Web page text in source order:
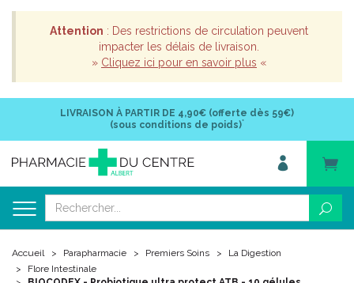
Attention : Des restrictions de circulation peuvent
impacter les délais de livraison.
» Cliquez ici pour en savoir plus «
LIVRAISON À PARTIR DE 4,90€ (offerte dès 59€)
(sous conditions de poids)*
Accueil Parapharmacie Premiers Soins
La Digestion
Flore Intestinale